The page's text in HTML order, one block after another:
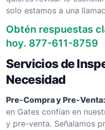
solo estamos a una
Obtén respuestas
hoy. 877-611-8759
Servicios de
Necesidad
Pre-Compra y Pre-Venta:
en Gates confían en
y pre-venta. Señalamos